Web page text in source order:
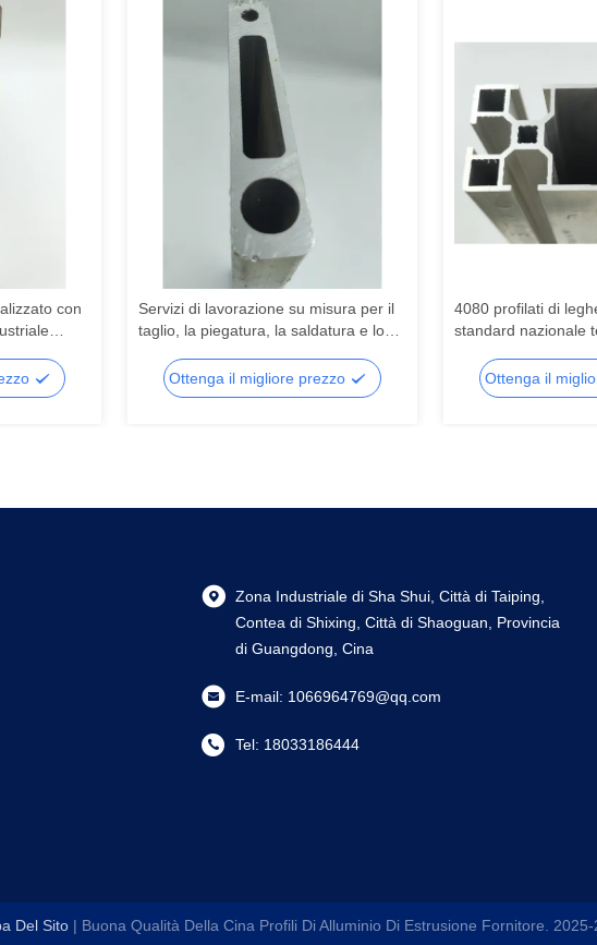
con
Servizi di lavorazione su misura per il
taglio, la piegatura, la saldatura e lo
estrusiOttenga il migliore prezzo
4080 profilati di
standard nazionale
profilati di alluminio
fabbricante di
Ottenga il
Zona Industriale di Sha Shui, Città di Taiping,
Contea di Shixing, Città di Shaoguan, Provincia
di Guangdong, Cina
E-mail: 1066964769@qq.com
Tel: 18033186444
Del Sito| Buona Qualità Della Cina Profili Di Alluminio Di Estrusione Fornitore. 2025-